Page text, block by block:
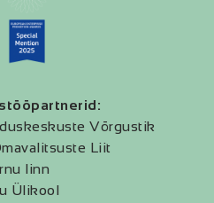
Võrgustik
Liit
linn
Ülikool